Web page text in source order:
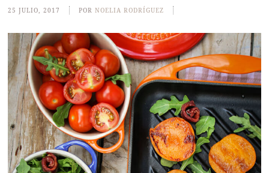
25 JULIO, 2017 PORNOELIA RODRÍGUEZ